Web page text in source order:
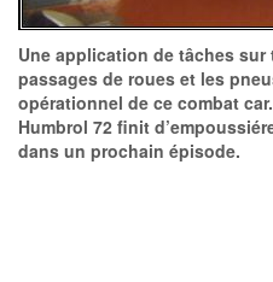
Une application de tâches
passages de roues et les
opérationnel de ce combat
Humbrol 72 finit
dans un prochain épisode.